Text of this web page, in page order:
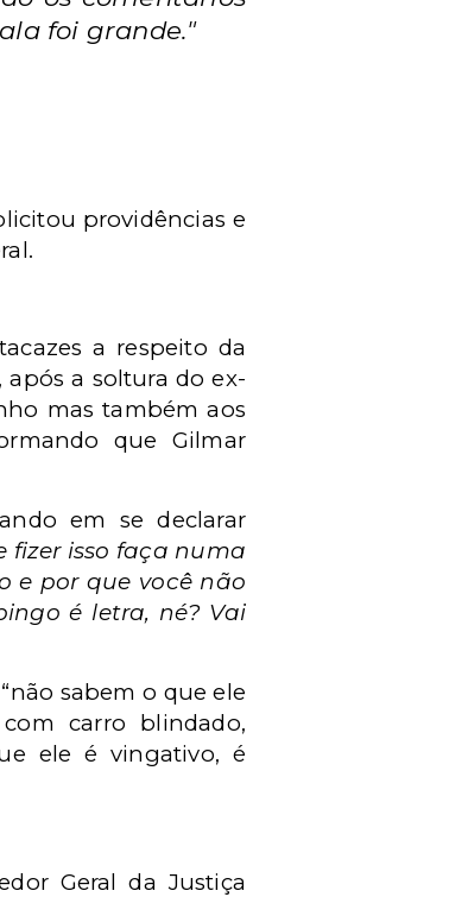
foi grande."
providências e
a respeito da
a soltura do ex-
mas também aos
que Gilmar
em se declarar
fizer isso faça numa
e por que você não
é letra, né? Vai
sabem o que ele
carro blindado,
ele é vingativo, é
Geral da Justiça